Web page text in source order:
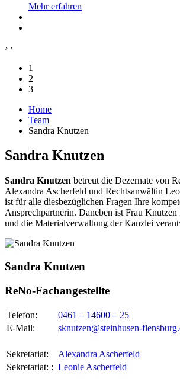
Mehr erfahren
› ‹
1
2
3
Home
Team
Sandra Knutzen
Sandra Knutzen
Sandra Knutzen betreut die Dezernate von
Alexandra Ascherfeld und Rechtsanwältin
ist für alle diesbezüglichen Fragen Ihre
Ansprechpartnerin. Daneben ist Frau
und die Materialverwaltung der Kanzlei
Sandra Knutzen
ReNo-Fachangestellte
Telefon:
0461 – 14600 – 25
E-Mail:
sknutzen@steinhusen-
Sekretariat:
Alexandra Ascherfeld
Sekretariat: : Leonie Ascherfeld